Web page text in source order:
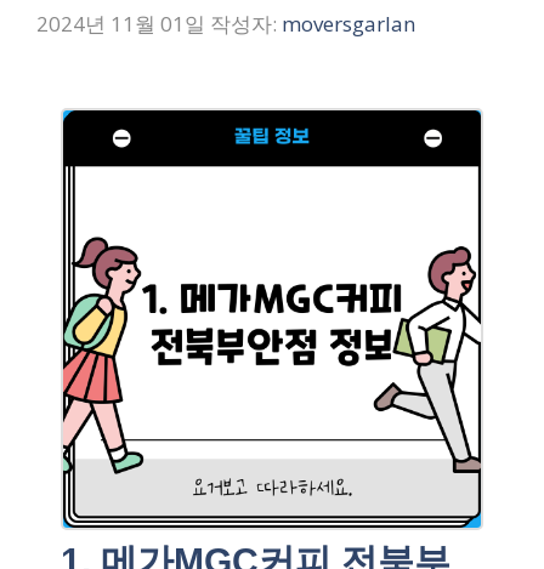
2024년 11월 01일 작성자: moversgarlan
1. 메가MGC커피 전북부